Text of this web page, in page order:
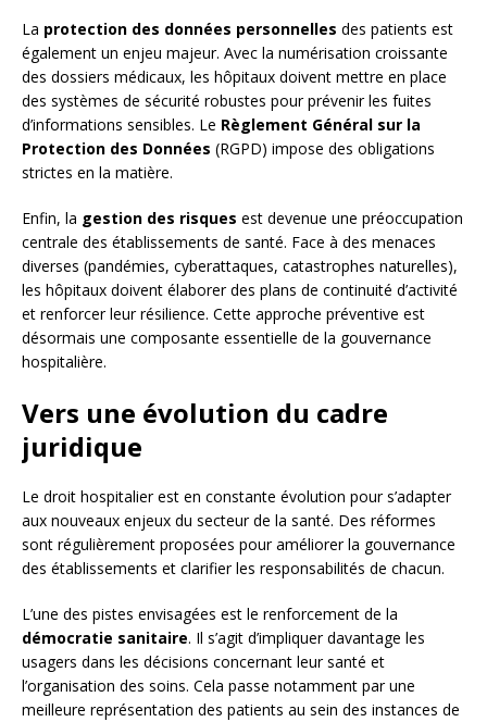
La protection des données personnelles des patients est
également un enjeu majeur. Avec la numérisation croissante
des dossiers médicaux, les hôpitaux doivent mettre en place
des systèmes de sécurité robustes pour prévenir les fuites
d’informations sensibles. Le Règlement Général sur la
Protection des Données (RGPD) impose des obligations
strictes en la matière.
Enfin, la gestion des risques est devenue une préoccupation
centrale des établissements de santé. Face à des menaces
diverses (pandémies, cyberattaques, catastrophes naturelles),
les hôpitaux doivent élaborer des plans de continuité d’activité
et renforcer leur résilience. Cette approche préventive est
désormais une composante essentielle de la gouvernance
hospitalière.
Vers une évolution du cadre
juridique
Le droit hospitalier est en constante évolution pour s’adapter
aux nouveaux enjeux du secteur de la santé. Des réformes
sont régulièrement proposées pour améliorer la gouvernance
des établissements et clarifier les responsabilités de chacun.
L’une des pistes envisagées est le renforcement de la
démocratie sanitaire. Il s’agit d’impliquer davantage les
usagers dans les décisions concernant leur santé et
l’organisation des soins. Cela passe notamment par une
meilleure représentation des patients au sein des instances de